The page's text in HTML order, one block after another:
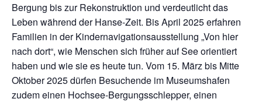
Bergung bis zur Rekonstruktion und verdeutlicht das
Leben während der Hanse-Zeit. Bis April 2025 erfahren
Familien in der Kindernavigationsausstellung „Von hier
nach dort“, wie Menschen sich früher auf See orientiert
haben und wie sie es heute tun. Vom 15. März bis Mitte
Oktober 2025 dürfen Besuchende im Museumshafen
zudem einen Hochsee-Bergungsschlepper, einen